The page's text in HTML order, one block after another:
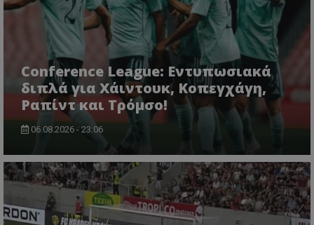
Conference League: Εντυπωσιακά
διπλά για Χάιντουκ, Κοπεγχάγη,
Ραπίντ και Τρόμσο!
06.08.2026 - 23:06